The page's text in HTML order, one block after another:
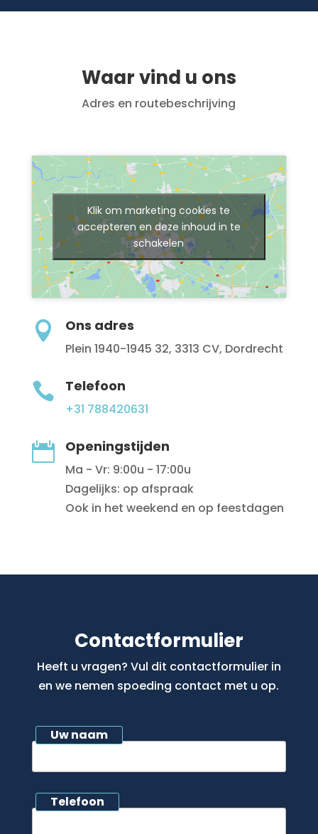
Waar vind u ons
Adres en routebeschrijving
Klik om marketing cookies te
accepteren en deze inhoud in te
schakelen
 Ons adres
Plein 1940-1945 32, 3313 CV, Dordrecht
 Telefoon
+31 788420631
 Openingstijden
Ma - Vr: 9:00u - 17:00u
Dagelijks: op afspraak
Ook in het weekend en op feestdagen
Contactformulier
Heeft u vragen? Vul dit contactformulier in
en we nemen spoeding contact met u op.
Uw naam
Telefoon